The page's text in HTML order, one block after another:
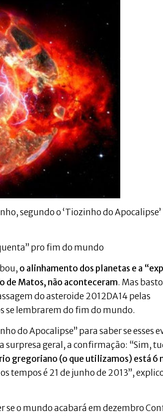
segundo o ‘Tiozinho do Apocalipse’
pro fim do mundo
o alinhamento dos planetas e a
de Matos, não aconteceram. Mas
do asteroide 2012DA14 pelas
se lembrarem do fim do mundo.
do Apocalipse” para saber se esses
surpresa geral, a confirmação: “Sim,
gregoriano (o que utilizamos) está 6
tempos é 21 de junho de 2013”,
se o mundo acabará em dezembro